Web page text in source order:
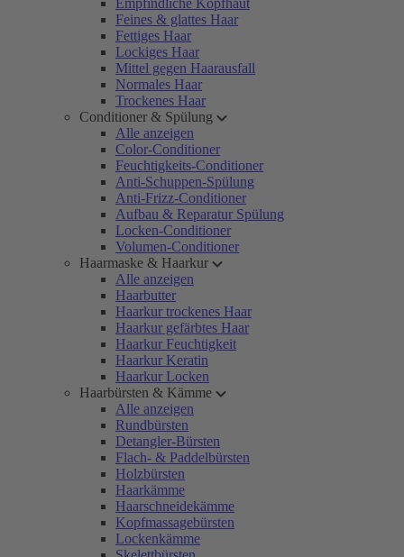
Empfindliche Kopfhaut
Feines & glattes Haar
Fettiges Haar
Lockiges Haar
Mittel gegen Haarausfall
Normales Haar
Trockenes Haar
Conditioner & Spülung
Alle anzeigen
Color-Conditioner
Feuchtigkeits-Conditioner
Anti-Schuppen-Spülung
Anti-Frizz-Conditioner
Aufbau & Reparatur Spülung
Locken-Conditioner
Volumen-Conditioner
Haarmaske & Haarkur
Alle anzeigen
Haarbutter
Haarkur trockenes Haar
Haarkur gefärbtes Haar
Haarkur Feuchtigkeit
Haarkur Keratin
Haarkur Locken
Haarbürsten & Kämme
Alle anzeigen
Rundbürsten
Detangler-Bürsten
Flach- & Paddelbürsten
Holzbürsten
Haarkämme
Haarschneidekämme
Kopfmassagebürsten
Lockenkämme